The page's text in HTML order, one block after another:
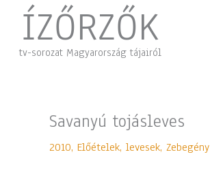
contentÍZŐRZŐK
tv-sorozat Magyarország tájairól
Savanyú tojásleves
2010, Előételek, levesek, Zebegény